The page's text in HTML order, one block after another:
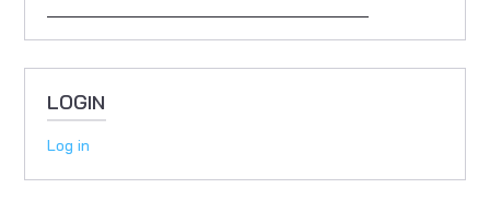
LOGIN
Log in